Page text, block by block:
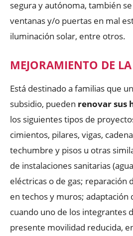
segura y autónoma, también
ventanas y/o puertas en mal
iluminación solar, entre otros.
MEJORAMIENTO DE
Está destinado a familias que
subsidio, pueden renovar sus
los siguientes tipos de
cimientos, pilares, vigas,
techumbre y pisos u otras
de instalaciones sanitarias
eléctricas o de gas; reparación
en techos y muros; adaptación
cuando uno de los integrantes
presente movilidad reducida,